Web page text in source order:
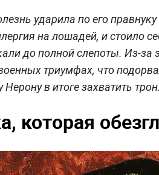
ударила по его
на лошадей, и стоило
до полной слепоты. Из-за
триумфах, что
в итоге захватить трон.
которая